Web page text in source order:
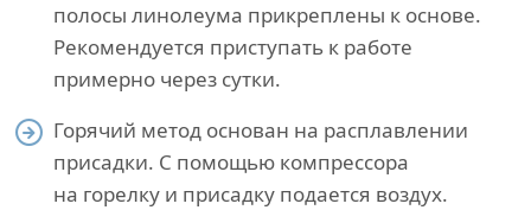
полосы линолеума прикреплены к основе.
Рекомендуется приступать к работе
примерно через сутки.
Горячий метод основан на расплавлении
присадки. С помощью компрессора
на горелку и присадку подается воздух.